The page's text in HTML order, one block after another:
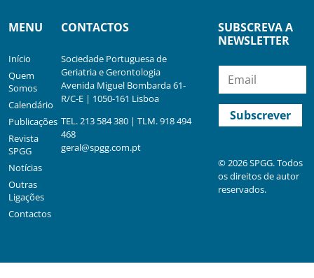
MENU
Início
Quem
Somos
Calendário
Publicações
Revista
SPGG
Notícias
Outras
Ligações
Contactos
CONTACTOS
Sociedade Portuguesa de
Geriatria e Gerontologia
Avenida Miguel Bombarda 61-
R/C-E | 1050-161 Lisboa
TEL. 213 584 380 | TLM. 918 494
468
geral@spgg.com.pt
SUBSCREVA A
NEWSLETTER
© 2026 SPGG. Todos
os direitos de autor
reservados.